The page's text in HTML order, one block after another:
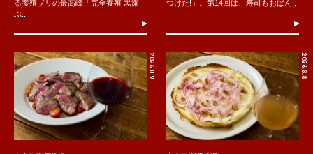
る養殖ブリの最高峰「完全養殖 黒瀬
ぶ..
つけた!」。第14回は、寿司もおばん..
2026.8.9 2026.8.8